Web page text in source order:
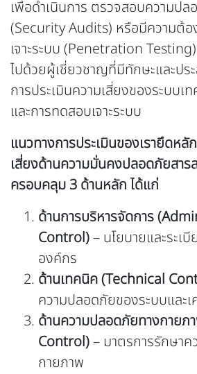
เพื่อดำเนินการ ตรวจสอบความปล
(Security Audits) หรือมีความต้อ
เจาะระบบ (Penetration
ไปด้วยผู้เชี่ยวชาญที่มีทักษะและปร
การประเมินความเสี่ยงของระบบเ
และการทดสอบเจาะระบบ
แนวทางการประเมินของเรายึดหลั
เสี่ยงด้านความมั่นคงปลอดภัยสาร
ครอบคลุม 3 ด้านหลัก ได้แก่
ด้านการบริหารจัดการ
Control)– นโยบายและระเ
องค์กร
ด้านเทคนิค (Technical
ความปลอดภัยของระบบและเ
ด้านความปลอดภัยทางกายภ
Control)– มาตรการรักษา
กายภาพ